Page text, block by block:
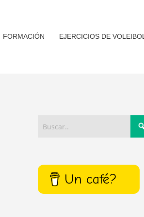
FORMACIÓN EJERCICIOS DE VOLEIBOL
Un café?